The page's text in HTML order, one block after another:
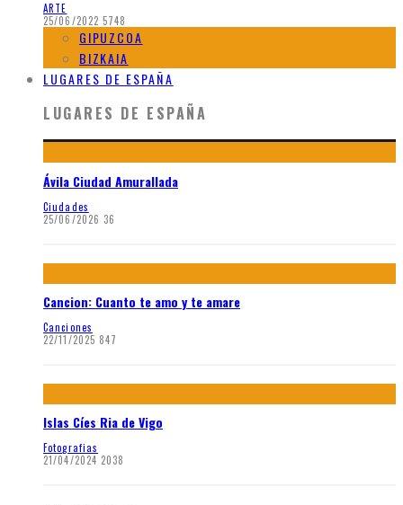
ARTE
25/06/2022 5748
GIPUZCOA
BIZKAIA
LUGARES DE ESPAÑA
LUGARES DE ESPAÑA
Ávila Ciudad Amurallada
Ciudades
25/06/2026 36
Cancion: Cuanto te amo y te amare
Canciones
22/11/2025 847
Islas Cíes Ria de Vigo
Fotografias
21/04/2024 2038